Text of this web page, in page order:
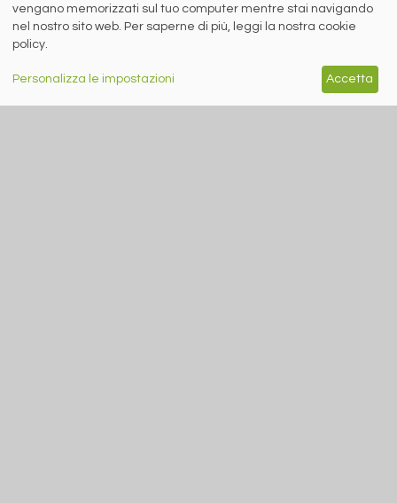
A cura di Redazione Siderweb
RICREA: “Spray Sereno”
sui social network per la campagna
vengano memorizzati sul tuo computer mentre stai navigando
nel nostro sito web. Per saperne di più, leggi la nostra cookie
policy.
Personalizza le impostazioni Accetta